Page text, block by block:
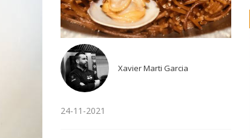
Xavier Marti Garcia
24-11-2021